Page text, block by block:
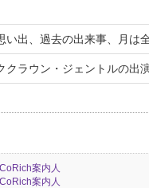
い出、過去の出来事、月は
ラウン・ジェントルの出
CoRich案内人
CoRich案内人